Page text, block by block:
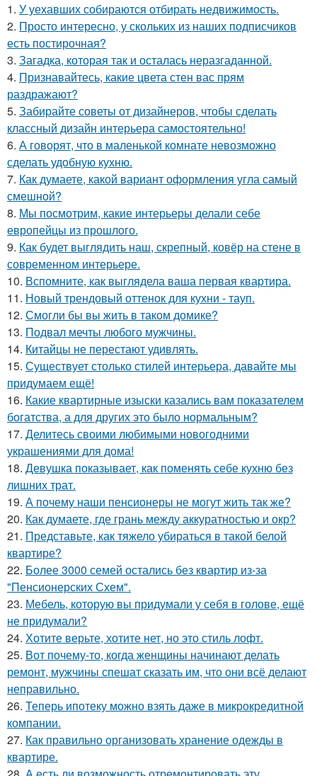
1. У уехавших собираются отбирать недвижимость.
2. Просто интересно, у скольких из наших подписчиков
есть постирочная?
3. Загадка, которая так и осталась неразгаданной.
4. Признавайтесь, какие цвета стен вас прям
раздражают?
5. Забирайте советы от дизайнеров, чтобы сделать
классный дизайн интерьера самостоятельно!
6. А говорят, что в маленькой комнате невозможно
сделать удобную кухню.
7. Как думаете, какой вариант оформления угла самый
смешной?
8. Мы посмотрим, какие интерьеры делали себе
европейцы из прошлого.
9. Как будет выглядить наш, скрепный, ковёр на стене в
современном интерьере.
10. Вспомните, как выглядела ваша первая квартира.
11. Новый трендовый оттенок для кухни - тауп.
12. Смогли бы вы жить в таком домике?
13. Подвал мечты любого мужчины.
14. Китайцы не перестают удивлять.
15. Существует столько стилей интерьера, давайте мы
придумаем ещё!
16. Какие квартирные изыски казались вам показателем
богатства, а для других это было нормальным?
17. Делитесь своими любимыми новогодними
украшениями для дома!
18. Девушка показывает, как поменять себе кухню без
лишних трат.
19. А почему наши пенсионеры не могут жить так же?
20. Как думаете, где грань между аккуратностью и окр?
21. Представьте, как тяжело убираться в такой белой
квартире?
22. Более 3000 семей остались без квартир из-за
"Пенсионерских Схем".
23. Мебель, которую вы придумали у себя в голове, ещё
не придумали?
24. Хотите верьте, хотите нет, но это стиль лофт.
25. Вот почему-то, когда женщины начинают делать
ремонт, мужчины спешат сказать им, что они всё делают
неправильно.
26. Теперь ипотеку можно взять даже в микрокредитной
компании.
27. Как правильно организовать хранение одежды в
квартире.